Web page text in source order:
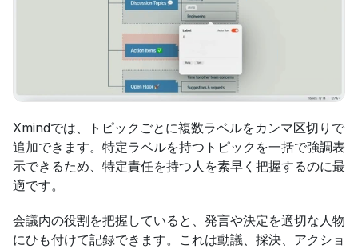
Xmindでは、トピックごとに複数ラベルをカンマ区切りで
追加できます。特定ラベルを持つトピックを一括で強調表
示できるため、特定責任を持つ人を素早く把握するのに最
適です。
会議内の役割を把握していると、発言や決定を適切な人物
にひも付けて記録できます。これは動議、採決、アクショ